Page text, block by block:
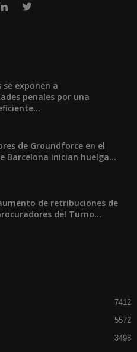
se exponen a
penales por una
de Groundforce en el
Barcelona inician huelga...
de retribuciones de
del Turno...
7412
5572
3498